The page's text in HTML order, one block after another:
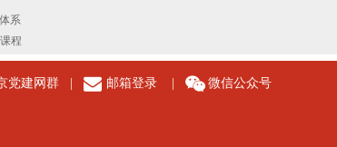
党建网群 邮箱登录 微信公众号